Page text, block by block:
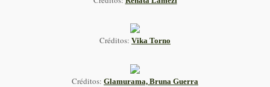
Créditos: Vika Torno
Créditos: Glamurama, Bruna Guerra